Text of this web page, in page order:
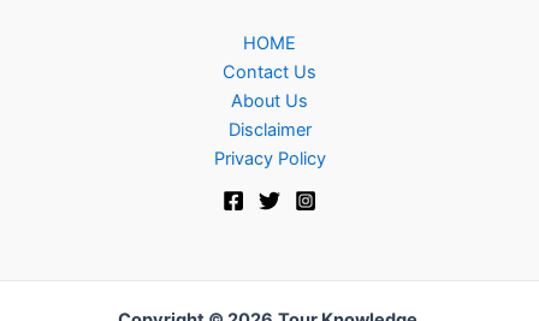
HOME
Contact Us
About Us
Disclaimer
Privacy Policy